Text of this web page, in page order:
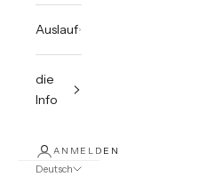
Auslauf
die
Info
ANMELDEN
Deutsch